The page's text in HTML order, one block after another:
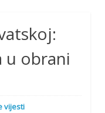
u obrani
vijesti